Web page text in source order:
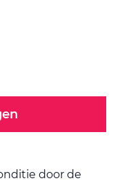
door de